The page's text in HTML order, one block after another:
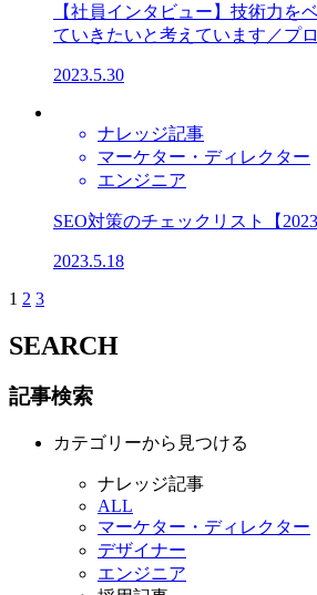
【社員インタビュー】技術力を
ていきたいと考えています／プ
2023.5.30
ナレッジ記事
マーケター・ディレクター
エンジニア
SEO対策のチェックリスト【
2023.5.18
1 2 3
SEARCH
記事検索
カテゴリーから見つける
ナレッジ記事
ALL
マーケター・ディレクター
デザイナー
エンジニア